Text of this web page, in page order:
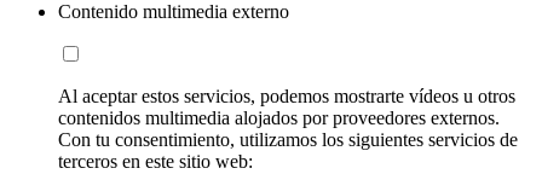
Contenido multimedia externo
Al aceptar estos servicios, podemos mostrarte vídeos u otros
contenidos multimedia alojados por proveedores externos.
Con tu consentimiento, utilizamos los siguientes servicios de
terceros en este sitio web: